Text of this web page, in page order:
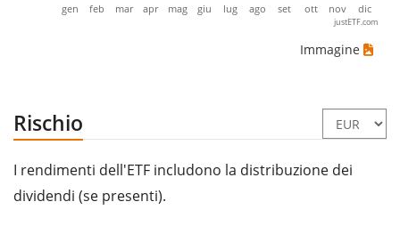
gen feb mar apr mag giu lug ago set ott nov dic
justETF.com
Immagine
Rischio
I rendimenti dell'ETF includono la distribuzione dei
dividendi (se presenti).